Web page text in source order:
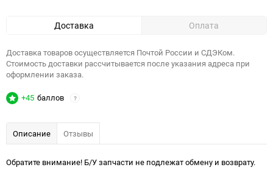
Доставка Оплата
Доставка товаров осуществляется Почтой России и СДЭКом.
Стоимость доставки рассчитывается после указания адреса при
оформлении заказа.
+45 баллов ?
Описание Отзывы
Обратите внимание! Б/У запчасти не подлежат обмену и возврату.